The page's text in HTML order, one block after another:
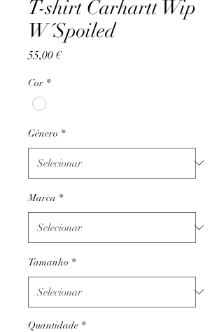
T-shirt Carhartt Wip
W´Spoiled
55,00 €Preço
Cor *
Género *
Marca *
Tamanho *
Quantidade *